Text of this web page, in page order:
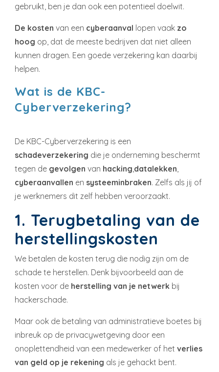
gebruikt, ben je dan ook een potentieel doelwit.
De kosten van een cyberaanval lopen vaak zo
hoog op, dat de meeste bedrijven dat niet alleen
kunnen dragen. Een goede verzekering kan daarbij
helpen.
Wat is de KBC-
Cyberverzekering?
De KBC-Cyberverzekering is een
schadeverzekering die je onderneming beschermt
tegen de gevolgen van hacking,datalekken,
cyberaanvallen en systeeminbraken. Zelfs als jij of
je werknemers dit zelf hebben veroorzaakt.
1. Terugbetaling van de
herstellingskosten
We betalen de kosten terug die nodig zijn om de
schade te herstellen. Denk bijvoorbeeld aan de
kosten voor de herstelling van je netwerk bij
hackerschade.
Maar ook de betaling van administratieve boetes bij
inbreuk op de privacywetgeving door een
onoplettendheid van een medewerker of het verlies
van geld op je rekening als je gehackt bent.